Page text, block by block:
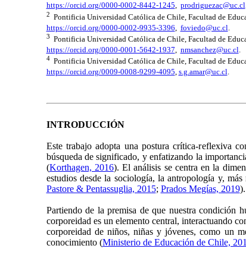
https://orcid.org/0000-0002-8442-1245, prodriguezac@uc.cl
2 Pontificia Universidad Católica de Chile, Facultad de
https://orcid.org/0000-0002-9935-3396
foviedo@uc.cl
3 Pontificia Universidad Católica de Chile, Facultad de
https://orcid.org/0000-0001-5642-1937
nmsanchez@uc.cl
4Pontificia Universidad Católica de Chile, Facultad de
https://orcid.org/0009-0008-9299-4095, s.g.amar@uc.cl.
INTRODUCCIÓN
Este trabajo adopta una postura crítica-reflexiva
búsqueda de significado, y enfatizando la
(Korthagen, 2016). El análisis se centra en la
estudios desde la sociología, la antropología y,
Pastore & Pentassuglia, 2015; Prados Megías, 2019).
Partiendo de la premisa de que nuestra condición
corporeidad es un elemento central, interactuando
corporeidad de niños, niñas y jóvenes, como un
conocimiento (Ministerio de Educación de Chile,